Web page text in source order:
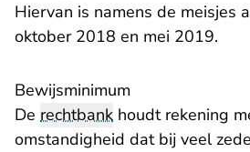
Hiervan is namens de meisjes
oktober 2018 en mei 2019.
Bewijsminimum
De rechtbank houdt rekening
omstandigheid dat bij veel